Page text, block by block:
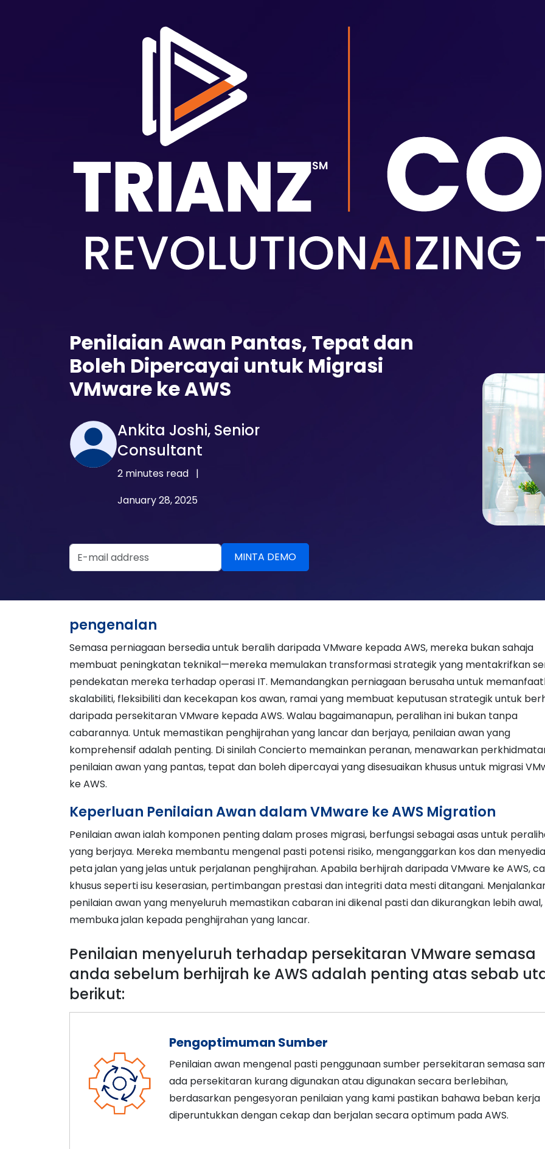
Penilaian Awan Pantas, Tepat dan
Boleh Dipercayai untuk Migrasi
VMware ke AWS
Ankita Joshi, Senior
Consultant
2 minutes read |
January 28, 2025
Email Address
pengenalan
Semasa perniagaan bersedia untuk beralih daripada VMware kepada AWS, mereka bukan sahaja
membuat peningkatan teknikal—mereka memulakan transformasi strategik yang mentakrifkan
pendekatan mereka terhadap operasi IT. Memandangkan perniagaan berusaha untuk
skalabiliti, fleksibiliti dan kecekapan kos awan, ramai yang membuat keputusan strategik untuk
daripada persekitaran VMware kepada AWS. Walau bagaimanapun, peralihan ini bukan tanpa
cabarannya. Untuk memastikan penghijrahan yang lancar dan berjaya, penilaian awan yang
komprehensif adalah penting. Di sinilah Concierto memainkan peranan, menawarkan
penilaian awan yang pantas, tepat dan boleh dipercayai yang disesuaikan khusus untuk migrasi
ke AWS.
Keperluan Penilaian Awan dalam VMware ke AWS Migration
Penilaian awan ialah komponen penting dalam proses migrasi, berfungsi sebagai asas untuk
yang berjaya. Mereka membantu mengenal pasti potensi risiko, menganggarkan kos dan
peta jalan yang jelas untuk perjalanan penghijrahan. Apabila berhijrah daripada VMware ke AWS,
khusus seperti isu keserasian, pertimbangan prestasi dan integriti data mesti ditangani.
penilaian awan yang menyeluruh memastikan cabaran ini dikenal pasti dan dikurangkan lebih awal,
membuka jalan kepada penghijrahan yang lancar.
Penilaian menyeluruh terhadap persekitaran VMware semasa
anda sebelum berhijrah ke AWS adalah penting atas sebab
berikut:
Pengoptimuman Sumber
Penilaian awan mengenal pasti penggunaan sumber persekitaran semasa
ada persekitaran kurang digunakan atau digunakan secara berlebihan,
berdasarkan pengesyoran penilaian yang kami pastikan bahawa beban kerja
diperuntukkan dengan cekap dan berjalan secara optimum pada AWS.